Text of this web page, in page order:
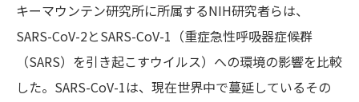
キーマウンテン研究所に所属するNIH研究者らは、
SARS-CoV-2とSARS-CoV-1（重症急性呼吸器症候群
（SARS）を引き起こすウイルス）への環境の影響を比較
した。SARS-CoV-1は、現在世界中で蔓延しているその